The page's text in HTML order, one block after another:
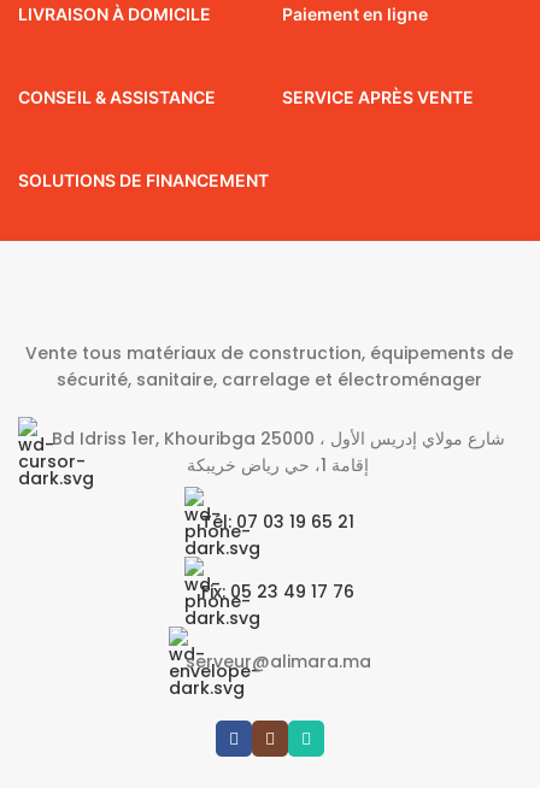
LIVRAISON À DOMICILE Paiement en ligne
CONSEIL & ASSISTANCE SERVICE APRÈS VENTE
SOLUTIONS DE FINANCEMENT
Vente tous matériaux de construction, équipements de
sécurité, sanitaire, carrelage et électroménager
Bd Idriss 1er, Khouribga 25000 شارع مولاي إدريس الأول ،
إقامة 1، حي رياض خريبكة
Tél: 07 03 19 65 21
Fix: 05 23 49 17 76
serveur@alimara.ma